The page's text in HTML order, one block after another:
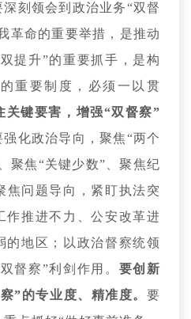
深刻领会到政治业务“双督
革命的重要举措，是推动
提升”的重要抓手，是构
重要制度，必须一以贯
关键要害，增强“双督察”
强化政治导向，聚焦“两个
聚焦“关键少数”、聚焦纪
焦问题导向，紧盯执法突
作推进不力、公安改革进
的地区；以政治督察统领
督察”利剑作用。 要创新
”的专业度、精准度。 要